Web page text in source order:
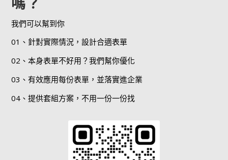
我們可以幫到你
01、針對實際情況，設計合適表單
02、本身表單不好用？我們幫你優化
03、有效應用每份表單，並落實進企業
04、提供套組方案，不用一份一份找